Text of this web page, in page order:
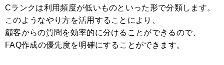
Cランクは利用頻度が低いものといった形で分類します。
このようなやり方を活用することにより、
顧客からの質問を効率的に分けることができるので、
FAQ作成の優先度を明確にすることができます。